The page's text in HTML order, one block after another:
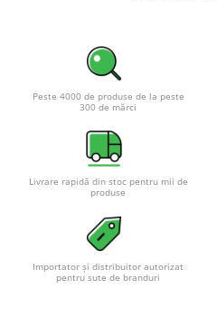
Peste 4000 de produse de la peste
300 de mărci
Livrare rapidă din stoc pentru mii de
produse
Importator și distribuitor autorizat
pentru sute de branduri